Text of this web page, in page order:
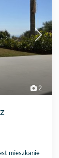
2
mieszkanie